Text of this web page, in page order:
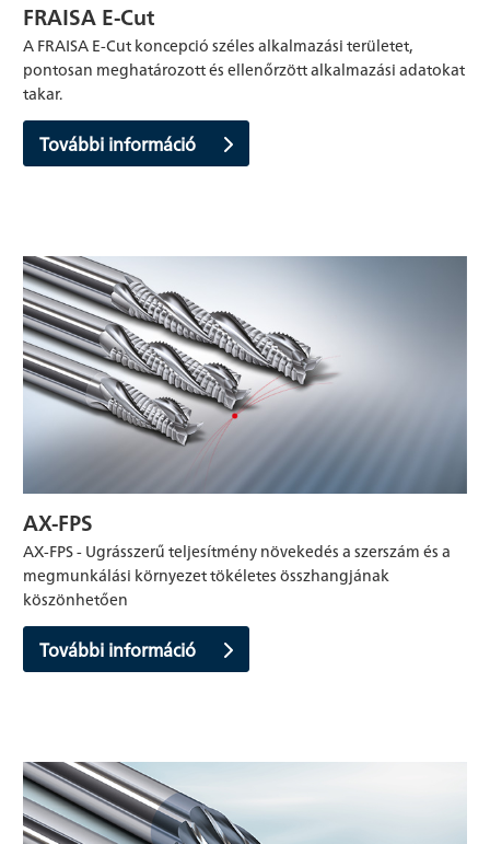
FRAISA E-Cut
A FRAISA E-Cut koncepció széles alkalmazási területet,
pontosan meghatározott és ellenőrzött alkalmazási adatokat
takar.
További információ
AX-FPS
AX-FPS - Ugrásszerű teljesítmény növekedés a szerszám és a
megmunkálási környezet tökéletes összhangjának
köszönhetően
További információ